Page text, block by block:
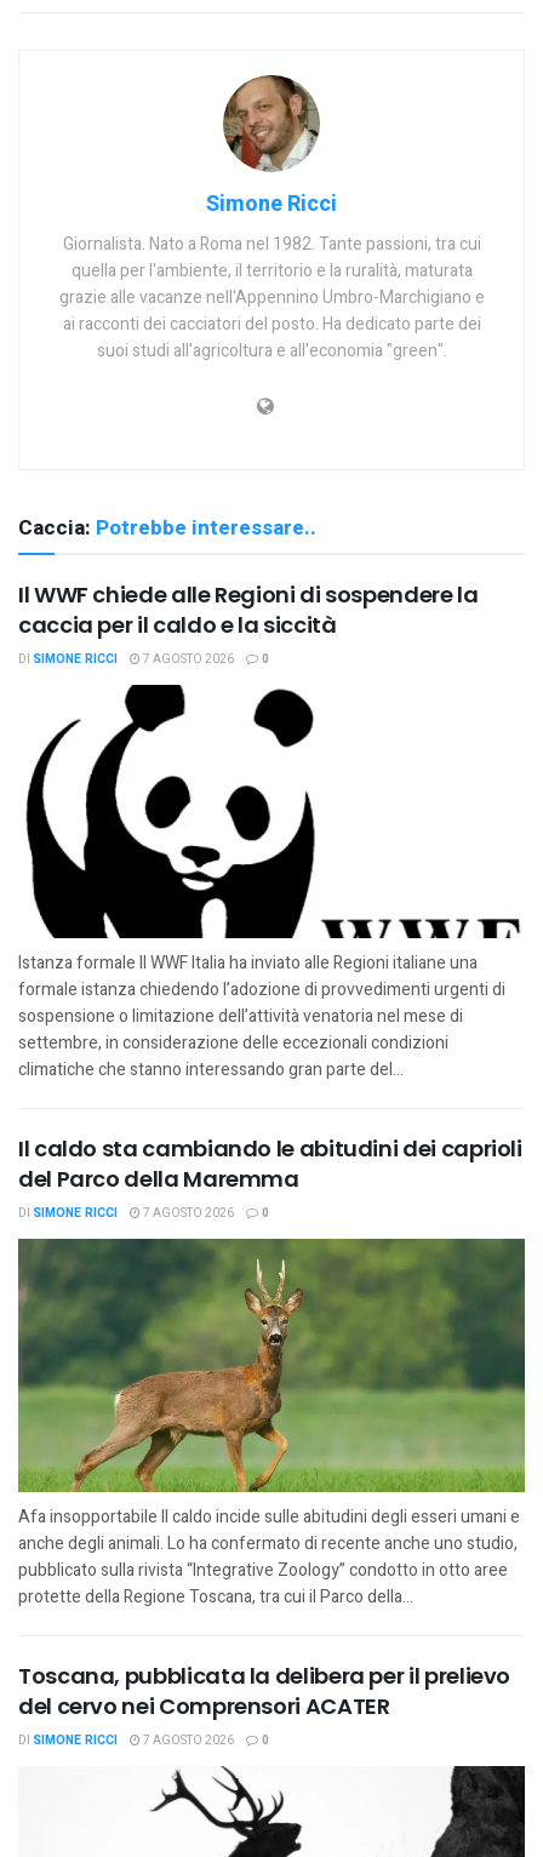
Simone Ricci
Giornalista. Nato a Roma nel 1982. Tante passioni, tra cui
quella per l'ambiente, il territorio e la ruralità, maturata
grazie alle vacanze nell'Appennino Umbro-Marchigiano e
ai racconti dei cacciatori del posto. Ha dedicato parte dei
suoi studi all'agricoltura e all'economia "green".
Caccia: Potrebbe interessare..
Il WWF chiede alle Regioni di sospendere la
caccia per il caldo e la siccità
DI SIMONE RICCI 7 AGOSTO 2026 0
Istanza formale Il WWF Italia ha inviato alle Regioni italiane una
formale istanza chiedendo l’adozione di provvedimenti urgenti di
sospensione o limitazione dell’attività venatoria nel mese di
settembre, in considerazione delle eccezionali condizioni
climatiche che stanno interessando gran parte del...
Il caldo sta cambiando le abitudini dei caprioli
del Parco della Maremma
DI SIMONE RICCI 7 AGOSTO 2026 0
Afa insopportabile Il caldo incide sulle abitudini degli esseri umani e
anche degli animali. Lo ha confermato di recente anche uno studio,
pubblicato sulla rivista “Integrative Zoology” condotto in otto aree
protette della Regione Toscana, tra cui il Parco della...
Toscana, pubblicata la delibera per il prelievo
del cervo nei Comprensori ACATER
DI SIMONE RICCI 7 AGOSTO 2026 0